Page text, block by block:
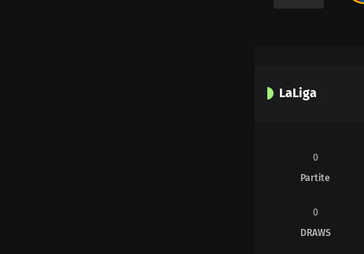
LaLiga
0
Partite
0
DRAWS